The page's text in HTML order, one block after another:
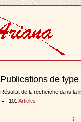
Publications de type
Document
Actions
Résultat de la recherche dans la
101 Articles